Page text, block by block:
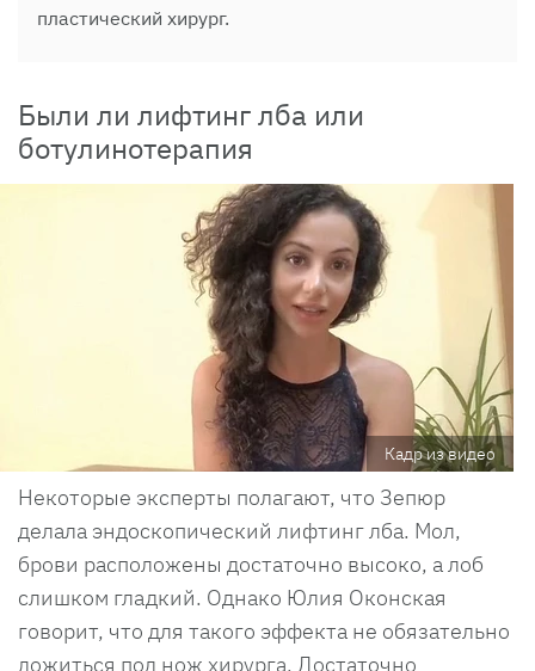
пластический хирург.
Были ли лифтинг лба или
ботулинотерапия
Кадр из видео
Некоторые эксперты полагают, что Зепюр
делала эндоскопический лифтинг лба. Мол,
брови расположены достаточно высоко, а лоб
слишком гладкий. Однако Юлия Оконская
говорит, что для такого эффекта не обязательно
ложиться под нож хирурга. Достаточно